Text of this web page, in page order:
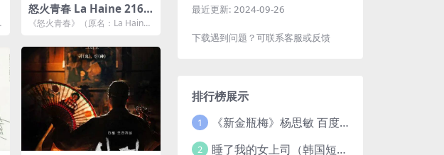
怒火青春 La Haine 2160
p 夸克网盘资源下载
《怒火青春》（原名：La Hain
（Mathieu...
最近更新: 2024-09-26
下载遇到问题？可联系客服或反馈
排行榜展示
1 《新金瓶梅》杨思敏 百度云网盘下载.1080P阿里下载.国语中字.(1996)
2 睡了我的女上司（韩国短剧）4K超清/中字百度云网盘下载